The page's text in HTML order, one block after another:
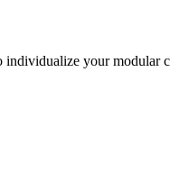
individualize your modular